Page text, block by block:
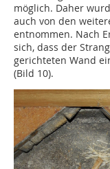
möglich. Daher
auch von den
entnommen. Nach
sich, dass der
gerichteten Wand
(Bild 10).